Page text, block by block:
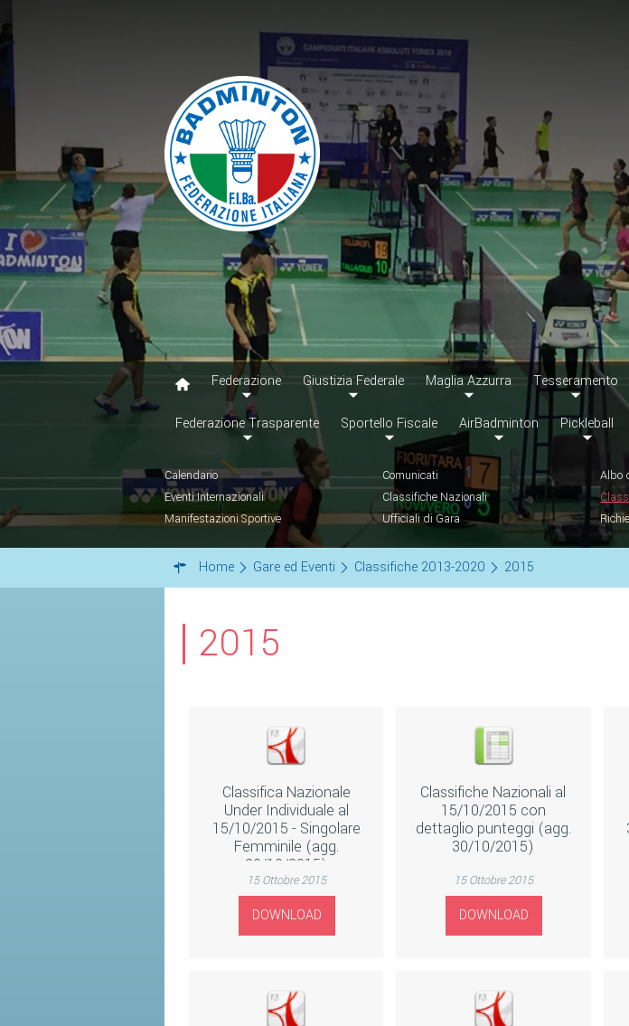
Federazione Giustizia Federale Maglia Azzurra Tesseramento
Federazione Trasparente Sportello Fiscale AirBadminton Pickleball
Calendario Comunicati Albo
Eventi Internazionali
Classifiche Nazionali
Manifestazioni Sportive
Ufficiali di Gara
Home Gare ed Eventi Classifiche 2013-2020 2015
2015
Classifica Nazionale
Under Individuale al
15/10/2015 - Singolare
Femminile (agg.
30/10/2015)
15 Ottobre 2015
DOWNLOAD
Classifiche Nazionali al
15/10/2015 con
dettaglio punteggi (agg.
30/10/2015)
15 Ottobre 2015
DOWNLOAD